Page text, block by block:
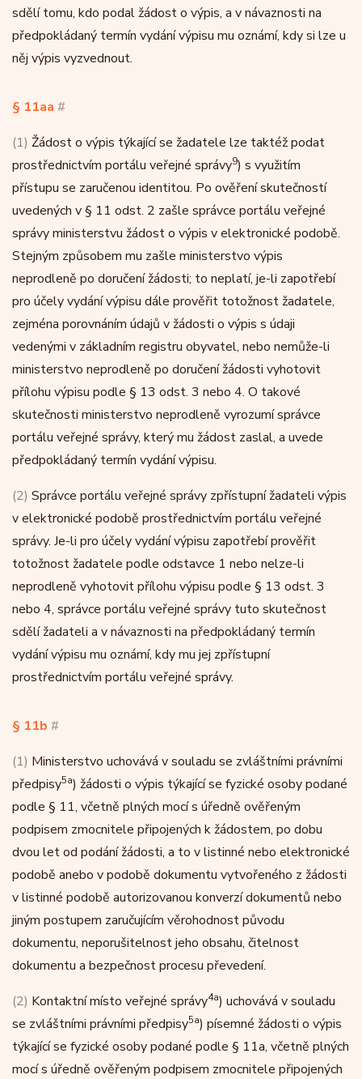
sdělí tomu, kdo podal žádost o výpis, a v návaznosti na
předpokládaný termín vydání výpisu mu oznámí, kdy si lze u
něj výpis vyzvednout.
§ 11aa #
(1) Žádost o výpis týkající se žadatele lze taktéž podat
prostřednictvím portálu veřejné správy9) s využitím
přístupu se zaručenou identitou. Po ověření skutečností
uvedených v § 11 odst. 2 zašle správce portálu veřejné
správy ministerstvu žádost o výpis v elektronické podobě.
Stejným způsobem mu zašle ministerstvo výpis
neprodleně po doručení žádosti; to neplatí, je-li zapotřebí
pro účely vydání výpisu dále prověřit totožnost žadatele,
zejména porovnáním údajů v žádosti o výpis s údaji
vedenými v základním registru obyvatel, nebo nemůže-li
ministerstvo neprodleně po doručení žádosti vyhotovit
přílohu výpisu podle § 13 odst. 3 nebo 4. O takové
skutečnosti ministerstvo neprodleně vyrozumí správce
portálu veřejné správy, který mu žádost zaslal, a uvede
předpokládaný termín vydání výpisu.
(2) Správce portálu veřejné správy zpřístupní žadateli výpis
v elektronické podobě prostřednictvím portálu veřejné
správy. Je-li pro účely vydání výpisu zapotřebí prověřit
totožnost žadatele podle odstavce 1 nebo nelze-li
neprodleně vyhotovit přílohu výpisu podle § 13 odst. 3
nebo 4, správce portálu veřejné správy tuto skutečnost
sdělí žadateli a v návaznosti na předpokládaný termín
vydání výpisu mu oznámí, kdy mu jej zpřístupní
prostřednictvím portálu veřejné správy.
§ 11b #
(1) Ministerstvo uchovává v souladu se zvláštními právními
předpisy5a) žádosti o výpis týkající se fyzické osoby podané
podle § 11, včetně plných mocí s úředně ověřeným
podpisem zmocnitele připojených k žádostem, po dobu
dvou let od podání žádosti, a to v listinné nebo elektronické
podobě anebo v podobě dokumentu vytvořeného z žádosti
v listinné podobě autorizovanou konverzí dokumentů nebo
jiným postupem zaručujícím věrohodnost původu
dokumentu, neporušitelnost jeho obsahu, čitelnost
dokumentu a bezpečnost procesu převedení.
(2) Kontaktní místo veřejné správy4a) uchovává v souladu
se zvláštními právními předpisy5a) písemné žádosti o výpis
týkající se fyzické osoby podané podle § 11a, včetně plných
mocí s úředně ověřeným podpisem zmocnitele připojených